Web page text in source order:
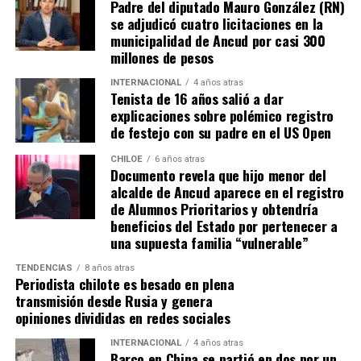
sanear sitios, sobre la propiedad particular en el
sector rural específicamente, viene con algunas
precisiones y van a ser más rigurosos en la
ocupación material, es decir, la persona que quiera
sanear tiene que tener un inmueble construido
sobre el sitio, tiene que estar cerrado, tiene que
estar conectado idealmente a los servicios básicos,
idealmente a agua potable, luz eléctrica y tener
dominio de ocupación material por más de 5 años,
como lo dice la Ley”,recalcó el consejero de la
provincia de Chiloé.
Cabe recordar que el consejero Francisco Cárcamo había
planteado esta inquietud el pasado 20 de marzo en el
Consejo Regional, logrando el acuerdo de todos los
consejeros para oficiar al Ministerio del ramo e invitar a
la Seremi de Bienes Nacionales para informar de la
Padre del diputado Mauro González (RN)
se adjudicó cuatro licitaciones en la
municipalidad de Ancud por casi 300
millones de pesos
INTERNACIONAL 4 años atras
Tenista de 16 años salió a dar
explicaciones sobre polémico registro
de festejo con su padre en el US Open
CHILOE 6 años atras
Documento revela que hijo menor del
alcalde de Ancud aparece en el registro
de Alumnos Prioritarios y obtendría
beneficios del Estado por pertenecer a
una supuesta familia “vulnerable”
TENDENCIAS 8 años atras
Periodista chilote es besado en plena
transmisión desde Rusia y genera
opiniones divididas en redes sociales
INTERNACIONAL 4 años atras